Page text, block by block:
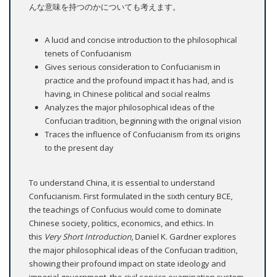
んな意味を持つのかについても考えます。
A lucid and concise introduction to the philosophical
tenets of Confucianism
Gives serious consideration to Confucianism in
practice and the profound impact it has had, and is
having, in Chinese political and social realms
Analyzes the major philosophical ideas of the
Confucian tradition, beginning with the original vision
Traces the influence of Confucianism from its origins
to the present day
To understand China, it is essential to understand
Confucianism. First formulated in the sixth century BCE,
the teachings of Confucius would come to dominate
Chinese society, politics, economics, and ethics. In
this Very Short Introduction, Daniel K. Gardner explores
the major philosophical ideas of the Confucian tradition,
showing their profound impact on state ideology and